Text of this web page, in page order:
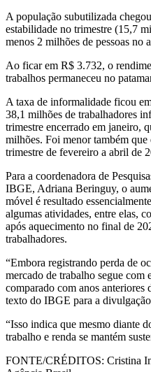
A população subutilizada
estabilidade no trimestre (15,7
menos 2 milhões de pessoas no
Ao ficar em R$ 3.732, o
trabalhos permaneceu no
A taxa de informalidade ficou
38,1 milhões de trabalhadores
trimestre encerrado em janeiro,
milhões. Foi menor também
trimestre de fevereiro a abril de
Para a coordenadora de
IBGE, Adriana Beringuy, o
móvel é resultado
algumas atividades, entre elas,
após aquecimento no final de
trabalhadores.
“Embora registrando perda de
mercado de trabalho segue
comparado com anos anteriores
texto do IBGE para a
“Isso indica que mesmo diante
trabalho e renda se mantém
FONTE/CRÉDITOS: Cristina